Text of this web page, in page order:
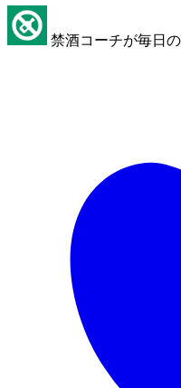
禁酒コーチが毎日